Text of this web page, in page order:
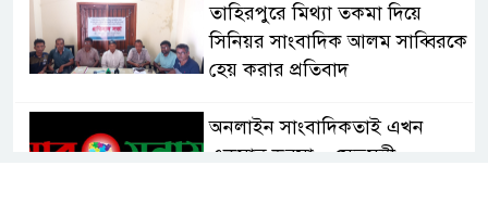
তাহিরপুরে মিথ্যা তকমা দিয়ে
সিনিয়র সাংবাদিক আলম সাব্বিরকে
হেয় করার প্রতিবাদ
অনলাইন সাংবাদিকতাই এখন
একমাত্র ভরসা – সেতুমন্ত্রী